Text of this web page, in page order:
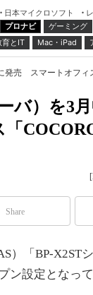
日本マイクロソフト
プロナビ ゲーミング
育とIT Mac・iPad
発売 スマートオフィ
バ）を3
[
Share
）「BP-X2ST
ン設定となって